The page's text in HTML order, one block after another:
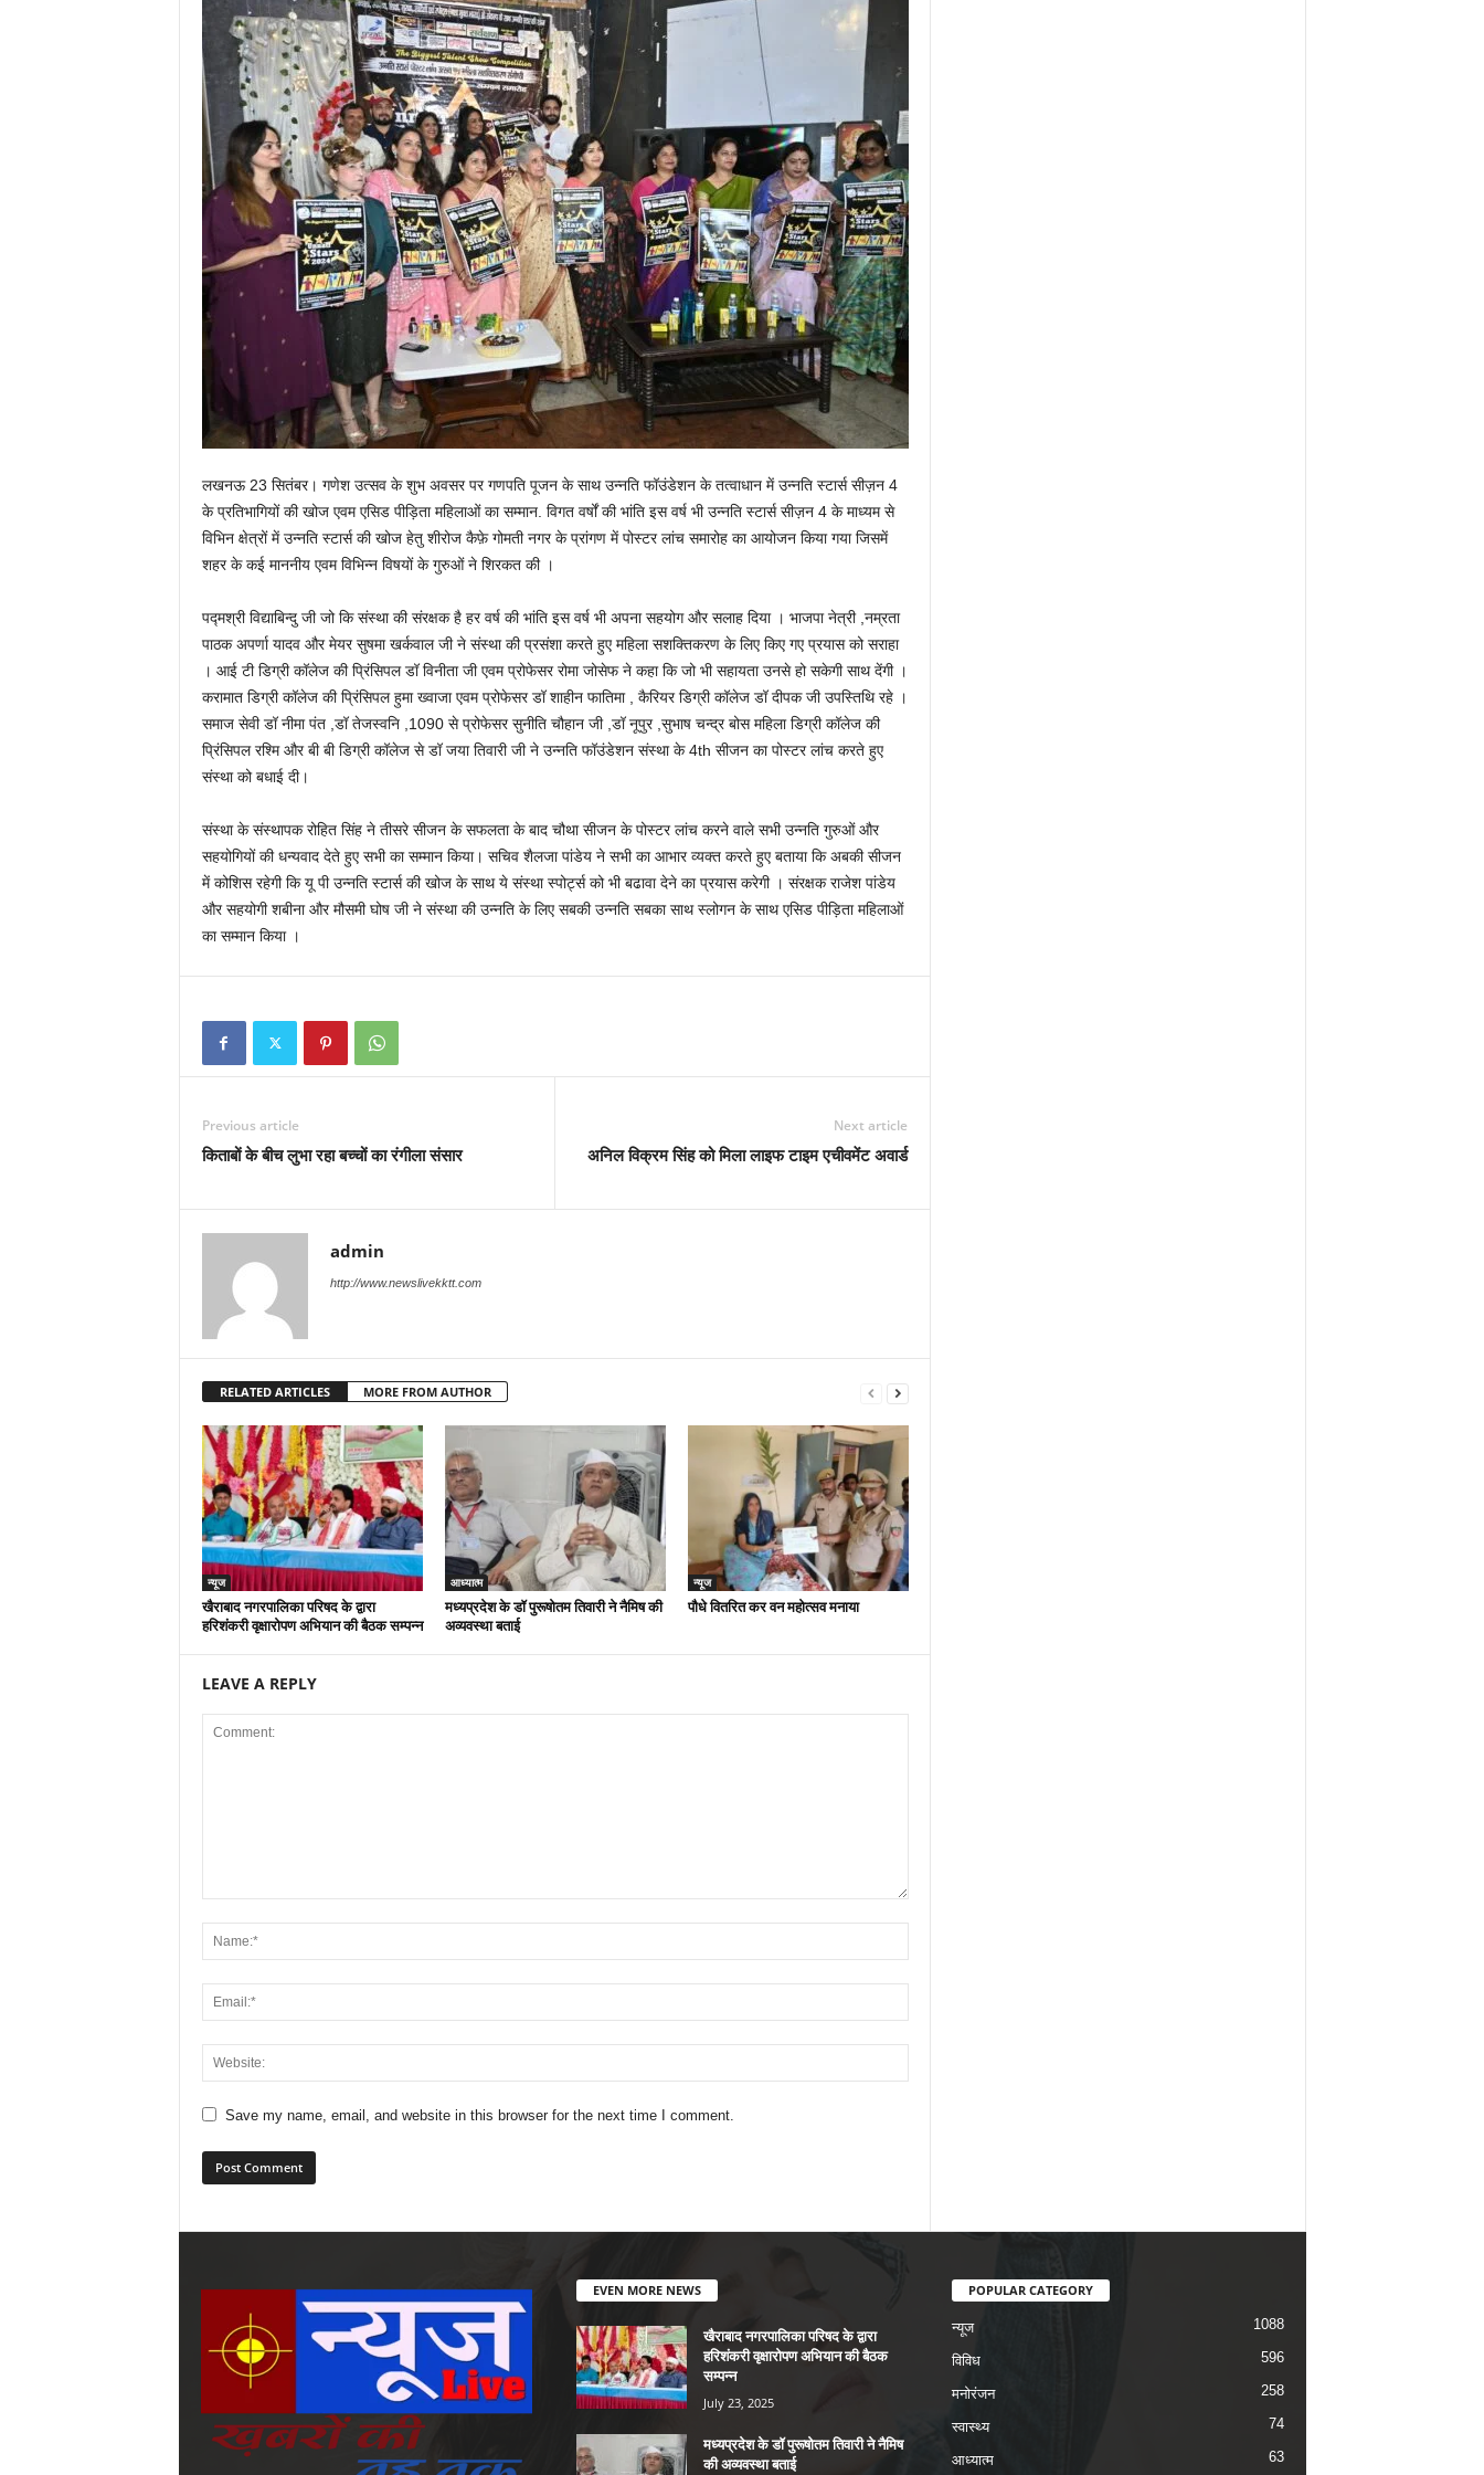
लखनऊ 23 सितंबर। गणेश उत्सव के शुभ अवसर पर गणपति पूजन के साथ उन्नति फॉउंडेशन के तत्वाधान में उन्नति स्टार्स सीज़न 4
के प्रतिभागियों की खोज एवम एसिड पीड़िता महिलाओं का सम्मान. विगत वर्षों की भांति इस वर्ष भी उन्नति स्टार्स सीज़न 4 के माध्यम से
विभिन क्षेत्रों में उन्नति स्टार्स की खोज हेतु शीरोज कैफ़े गोमती नगर के प्रांगण में पोस्टर लांच समारोह का आयोजन किया गया जिसमें
शहर के कई माननीय एवम विभिन्न विषयों के गुरुओं ने शिरकत की ।
पद्मश्री विद्याबिन्दु जी जो कि संस्था की संरक्षक है हर वर्ष की भांति इस वर्ष भी अपना सहयोग और सलाह दिया । भाजपा नेत्री ,नम्रता
पाठक अपर्णा यादव और मेयर सुषमा खर्कवाल जी ने संस्था की प्रसंशा करते हुए महिला सशक्तिकरण के लिए किए गए प्रयास को सराहा
। आई टी डिग्री कॉलेज की प्रिंसिपल डॉ विनीता जी एवम प्रोफेसर रोमा जोसेफ ने कहा कि जो भी सहायता उनसे हो सकेगी साथ देंगी ।
करामात डिग्री कॉलेज की प्रिंसिपल हुमा ख्वाजा एवम प्रोफेसर डॉ शाहीन फातिमा , कैरियर डिग्री कॉलेज डॉ दीपक जी उपस्तिथि रहे ।
समाज सेवी डॉ नीमा पंत ,डॉ तेजस्वनि ,1090 से प्रोफेसर सुनीति चौहान जी ,डॉ नूपुर ,सुभाष चन्द्र बोस महिला डिग्री कॉलेज की
प्रिंसिपल रश्मि और बी बी डिग्री कॉलेज से डॉ जया तिवारी जी ने उन्नति फॉउंडेशन संस्था के 4th सीजन का पोस्टर लांच करते हुए
संस्था को बधाई दी।
संस्था के संस्थापक रोहित सिंह ने तीसरे सीजन के सफलता के बाद चौथा सीजन के पोस्टर लांच करने वाले सभी उन्नति गुरुओं और
सहयोगियों की धन्यवाद देते हुए सभी का सम्मान किया। सचिव शैलजा पांडेय ने सभी का आभार व्यक्त करते हुए बताया कि अबकी सीजन
में कोशिस रहेगी कि यू पी उन्नति स्टार्स की खोज के साथ ये संस्था स्पोर्ट्स को भी बढावा देने का प्रयास करेगी । संरक्षक राजेश पांडेय
और सहयोगी शबीना और मौसमी घोष जी ने संस्था की उन्नति के लिए सबकी उन्नति सबका साथ स्लोगन के साथ एसिड पीड़िता महिलाओं
का सम्मान किया ।
Previous article
किताबों के बीच लुभा रहा बच्चों का रंगीला संसार
Next article
अनिल विक्रम सिंह को मिला लाइफ टाइम एचीवमेंट अवार्ड
admin
http://www.newslivekktt.com
RELATED ARTICLES MORE FROM AUTHOR
न्यूज
खैराबाद नगरपालिका परिषद के द्वारा
हरिशंकरी वृक्षारोपण अभियान की बैठक सम्पन्न
आध्यात्म
मध्यप्रदेश के डॉ पुरूषोतम तिवारी ने नैमिष की
अव्यवस्था बताई
न्यूज
पौधे वितरित कर वन महोत्सव मनाया
LEAVE A REPLY
Save my name, email, and website in this browser for the next time I comment.
EVEN MORE NEWS
खैराबाद नगरपालिका परिषद के द्वारा
हरिशंकरी वृक्षारोपण अभियान की बैठक
सम्पन्न
July 23, 2025
मध्यप्रदेश के डॉ पुरूषोतम तिवारी ने नैमिष
की अव्यवस्था बताई
POPULAR CATEGORY
न्यूज 1088
विविध 596
मनोरंजन 258
स्वास्थ्य 74
आध्यात्म 63